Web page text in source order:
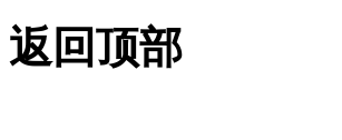
返回顶部